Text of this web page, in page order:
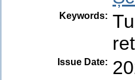
Keywords:
Issue Date: